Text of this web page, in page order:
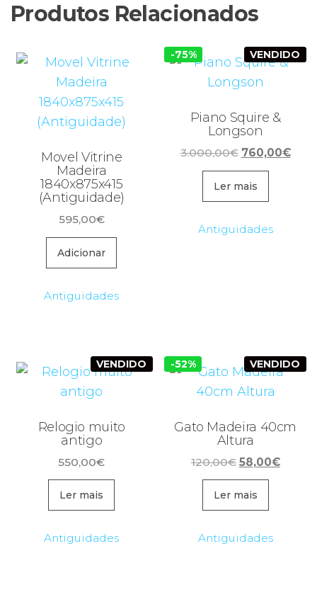
Produtos Relacionados
Movel Vitrine
Madeira
1840x875x415
(Antiguidade)
595,00€
Adicionar
Antiguidades
-75% VENDIDO
Piano Squire &
Longson
3.000,00€ O
preço
original
era:
760,00€O
Ler mais
Antiguidades
VENDIDO
Relogio muito
antigo
550,00€
Ler mais
Antiguidades
-52% VENDIDO
Gato Madeira 40cm
Altura
120,00€ O
preço
original
era:
58,00€O
Ler mais
Antiguidades